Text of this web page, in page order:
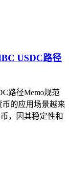
USDC路径
路径Memo规范
的应用场景越来
，因其稳定性和